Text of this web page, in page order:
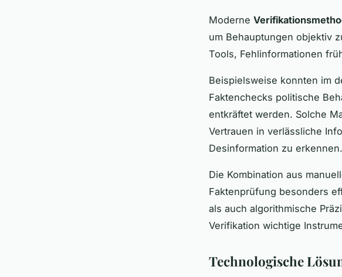
Moderne
um Behauptungen objektiv
Tools, Fehlinformationen
Beispielsweise konnten im
Faktenchecks politische
entkräftet werden. Solche
Vertrauen in verlässliche
Desinformation zu erkennen.
Die Kombination aus
Faktenprüfung besonders
als auch algorithmische
Verifikation wichtige
Technologische